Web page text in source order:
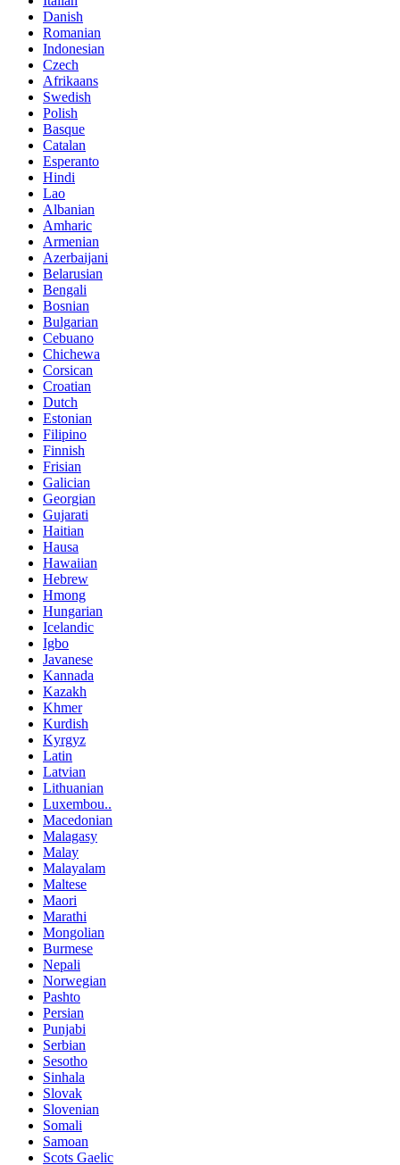
Danish
Romanian
Indonesian
Czech
Afrikaans
Swedish
Polish
Basque
Catalan
Esperanto
Hindi
Lao
Albanian
Amharic
Armenian
Azerbaijani
Belarusian
Bengali
Bosnian
Bulgarian
Cebuano
Chichewa
Corsican
Croatian
Dutch
Estonian
Filipino
Finnish
Frisian
Galician
Georgian
Gujarati
Haitian
Hausa
Hawaiian
Hebrew
Hmong
Hungarian
Icelandic
Igbo
Javanese
Kannada
Kazakh
Khmer
Kurdish
Kyrgyz
Latin
Latvian
Lithuanian
Luxembou..
Macedonian
Malagasy
Malay
Malayalam
Maltese
Maori
Marathi
Mongolian
Burmese
Nepali
Norwegian
Pashto
Persian
Punjabi
Serbian
Sesotho
Sinhala
Slovak
Slovenian
Somali
Samoan
Scots Gaelic